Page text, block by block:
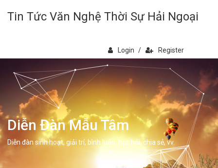
Tin Tức Văn Nghệ Thời Sự Hải Ngoại
Login / Register
Diễn Đàn Mẫu Tâm
Diễn đàn sinh hoạt, giải trí, bình luân, học hỏi, chia sẻ, vv.